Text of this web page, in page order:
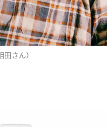
さん）